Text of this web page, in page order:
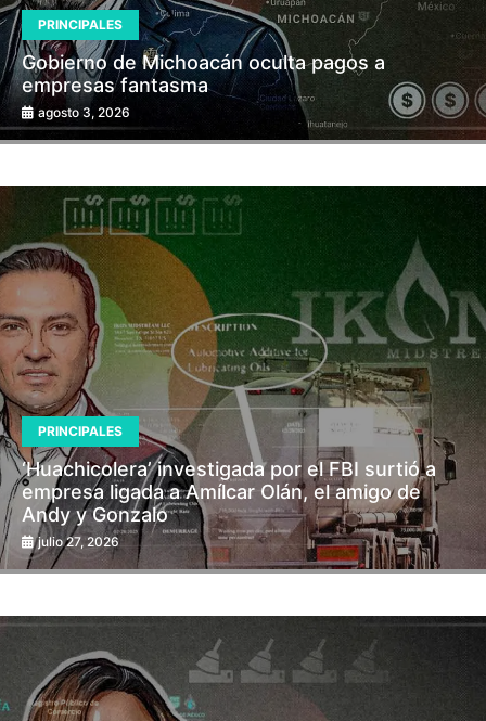
PRINCIPALES
Gobierno de Michoacán oculta pagos a
empresas fantasma
agosto 3, 2026
PRINCIPALES
‘Huachicolera’ investigada por el FBI surtió a
empresa ligada a Amílcar Olán, el amigo de
Andy y Gonzalo
julio 27, 2026